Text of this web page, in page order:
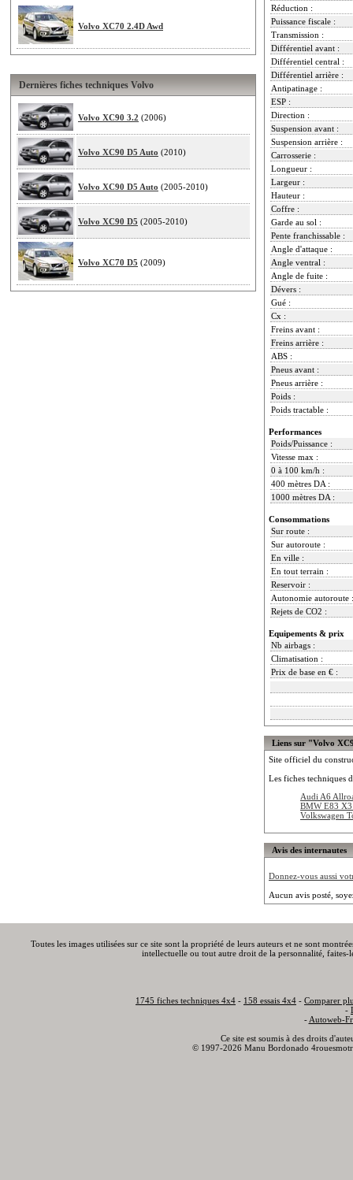
Volvo XC70 2.4D Awd
Dernières fiches techniques Volvo
Volvo XC90 3.2 (2006)
Volvo XC90 D5 Auto (2010)
Volvo XC90 D5 Auto (2005-2010)
Volvo XC90 D5 (2005-2010)
Volvo XC70 D5 (2009)
Réduction :
Puissance fiscale :
Transmission :
Différentiel avant :
Différentiel central :
Différentiel arrière :
Antipatinage :
ESP :
Direction :
Suspension avant :
Suspension arrière :
Carrosserie :
Longueur :
Largeur :
Hauteur :
Coffre :
Garde au sol :
Pente franchissable :
Angle d'attaque :
Angle ventral :
Angle de fuite :
Dévers :
Gué :
Cx :
Freins avant :
Freins arrière :
ABS :
Pneus avant :
Pneus arrière :
Poids :
Poids tractable :
Performances
Poids/Puissance :
Vitesse max :
0 à 100 km/h :
400 mètres DA :
1000 mètres DA :
Consommations
Sur route :
Sur autoroute :
En ville :
En tout terrain :
Reservoir :
Autonomie autoroute :
Rejets de CO2 :
Equipements & prix
Nb airbags :
Climatisation :
Prix de base en € :
Liens sur "Volvo
Site officiel du
Les fiches techniques
Audi A6
BMW E83
Volkswagen
Avis des internautes
Donnez-vous aussi
Aucun avis posté,
Toutes les images utilisées sur ce site sont la propriété de leurs auteurs et ne sont
intellectuelle ou tout autre droit de la personnalité,
1745 fiches techniques 4x4 - 158 essais 4x4 - Comparer
-
- Autoweb-
Ce site est soumis à des droits
© 1997-2026 Manu Bordonado